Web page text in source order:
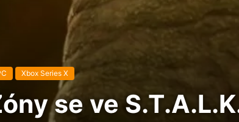
Xbox Series X
se ve